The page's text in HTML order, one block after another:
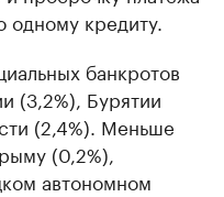
одному кредиту.
банкротов
(3,2%), Бурятии
(2,4%). Меньше
(0,2%),
автономном